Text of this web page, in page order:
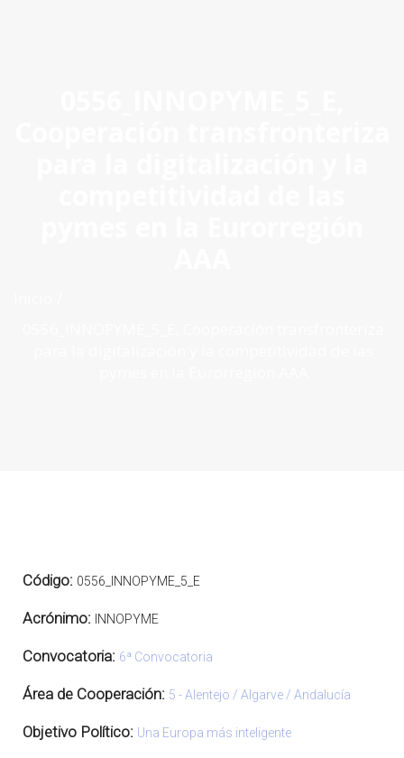
Código: 0556_INNOPYME_5_E
Acrónimo: INNOPYME
Convocatoria: 6ª Convocatoria
Área de Cooperación: 5 - Alentejo / Algarve / Andalucía
Objetivo Político: Una Europa más inteligente